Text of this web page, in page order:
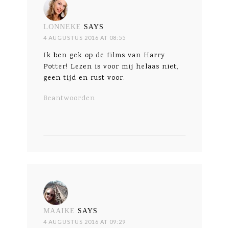
LONNEKE SAYS
4 AUGUSTUS 2016 AT 08:55
Ik ben gek op de films van Harry
Potter! Lezen is voor mij helaas niet,
geen tijd en rust voor.
Beantwoorden
MAAIKE SAYS
4 AUGUSTUS 2016 AT 09:29